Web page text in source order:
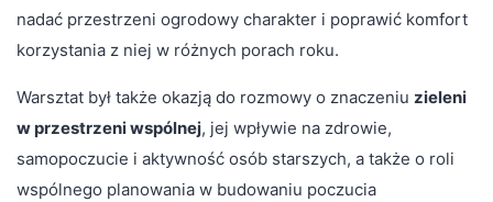
nadać przestrzeni ogrodowy charakter i poprawić komfort
korzystania z niej w różnych porach roku.
Warsztat był także okazją do rozmowy o znaczeniu zieleni
w przestrzeni wspólnej, jej wpływie na zdrowie,
samopoczucie i aktywność osób starszych, a także o roli
wspólnego planowania w budowaniu poczucia